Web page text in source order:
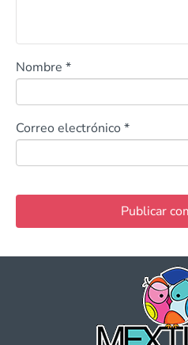
Nombre *
Correo electrónico *